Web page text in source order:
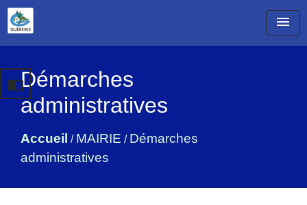
menu
Démarches
administratives
Accueil / MAIRIE / Démarches
administratives
import_contacts